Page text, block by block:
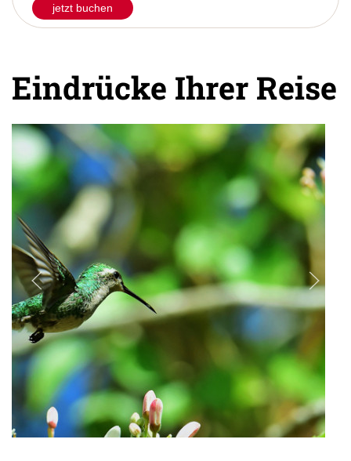
jetzt buchen
Eindrücke Ihrer Reise